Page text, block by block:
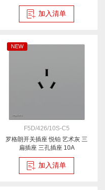
加入清单
NEW
F5D/426/10S-C5
罗格朗开关插座 悦铂 艺术灰 三
扁插座 三孔插座 10A
加入清单